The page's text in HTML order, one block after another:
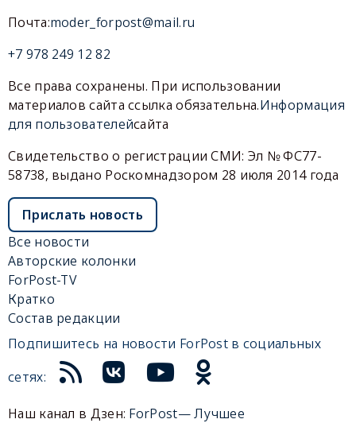
Почта:moder_forpost@mail.ru
+7 978 249 12 82
Все права сохранены. При использовании
материалов сайта ссылка обязательна.Информация
для пользователейсайта
Свидетельство о регистрации СМИ: Эл № ФС77-
58738, выдано Роскомнадзором 28 июля 2014 года
Прислать новость
Все новости
Авторские колонки
ForPost-TV
Кратко
Состав редакции
Подпишитесь на новости ForPost в социальных
сетях:
Наш канал в Дзен: ForPost— Лучшее